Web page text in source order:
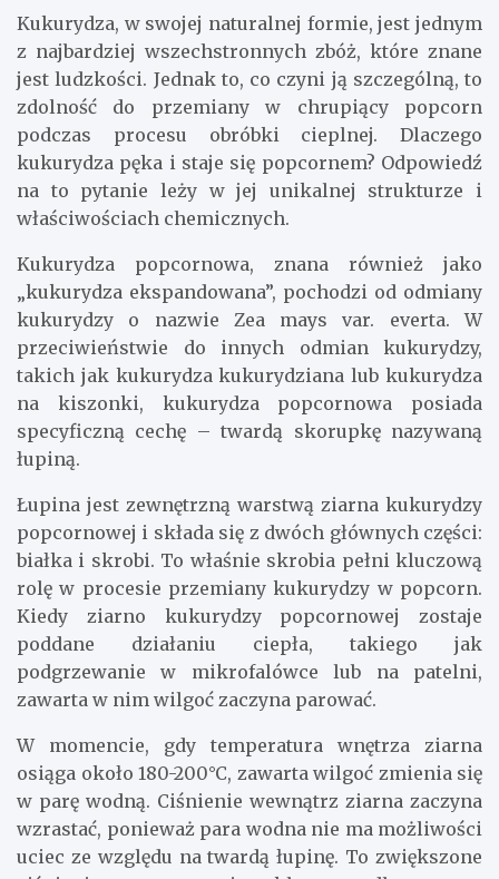
Kukurydza, w swojej naturalnej formie, jest jednym
z najbardziej wszechstronnych zbóż, które znane
jest ludzkości. Jednak to, co czyni ją szczególną, to
zdolność do przemiany w chrupiący popcorn
podczas procesu obróbki cieplnej. Dlaczego
kukurydza pęka i staje się popcornem? Odpowiedź
na to pytanie leży w jej unikalnej strukturze i
właściwościach chemicznych.
Kukurydza popcornowa, znana również jako
„kukurydza ekspandowana”, pochodzi od odmiany
kukurydzy o nazwie Zea mays var. everta. W
przeciwieństwie do innych odmian kukurydzy,
takich jak kukurydza kukurydziana lub kukurydza
na kiszonki, kukurydza popcornowa posiada
specyficzną cechę – twardą skorupkę nazywaną
łupiną.
Łupina jest zewnętrzną warstwą ziarna kukurydzy
popcornowej i składa się z dwóch głównych części:
białka i skrobi. To właśnie skrobia pełni kluczową
rolę w procesie przemiany kukurydzy w popcorn.
Kiedy ziarno kukurydzy popcornowej zostaje
poddane działaniu ciepła, takiego jak
podgrzewanie w mikrofalówce lub na patelni,
zawarta w nim wilgoć zaczyna parować.
W momencie, gdy temperatura wnętrza ziarna
osiąga około 180-200°C, zawarta wilgoć zmienia się
w parę wodną. Ciśnienie wewnątrz ziarna zaczyna
wzrastać, ponieważ para wodna nie ma możliwości
uciec ze względu na twardą łupinę. To zwiększone